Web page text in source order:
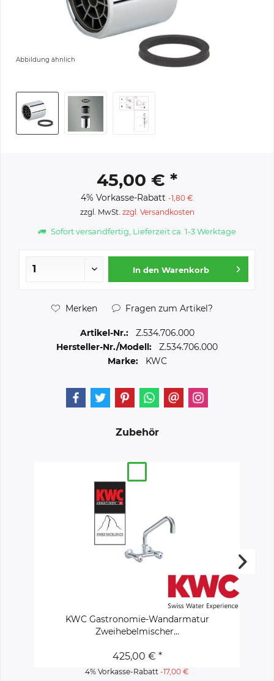
Abbildung ähnlich
45,00 € *
4% Vorkasse-Rabatt -1,80 €
zzgl. MwSt. zzgl. Versandkosten
Sofort versandfertig, Lieferzeit ca. 1-3 Werktage
In den Warenkorb
Merken Fragen zum Artikel?
Artikel-Nr.:
Z.534.706.000
Hersteller-Nr./Modell:
Z.534.706.000
Marke:
KWC
Zubehör
KWC Gastronomie-Wandarmatur
Zweihebelmischer...
425,00 € *
4% Vorkasse-Rabatt -17,00 €